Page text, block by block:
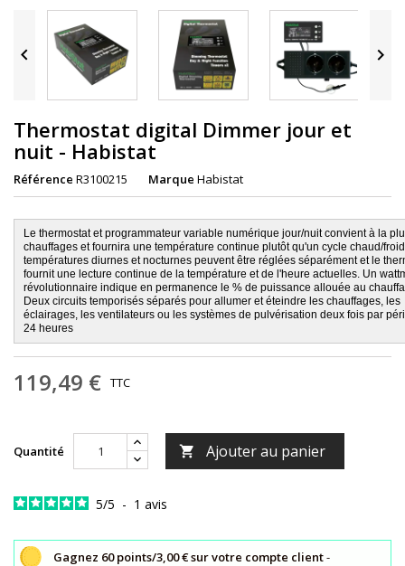
 
Thermostat digital Dimmer jour et
nuit - Habistat
Référence R3100215 Marque Habistat
Le thermostat et programmateur variable numérique jour/nuit convient à la
chauffages et fournira une température continue plutôt qu'un cycle chaud/
températures diurnes et nocturnes peuvent être réglées séparément et le
fournit une lecture continue de la température et de l'heure actuelles. Un
révolutionnaire indique en permanence le % de puissance allouée au
Deux circuits temporisés séparés pour allumer et éteindre les chauffages, les
éclairages, les ventilateurs ou les systèmes de pulvérisation deux fois par
24 heures
119,49 € TTC
Quantité  Ajouter au panier
5/5 - 1 avis
Gagnez 60 points/3,00 € sur votre compte client-